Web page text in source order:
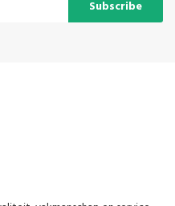
Subscribe